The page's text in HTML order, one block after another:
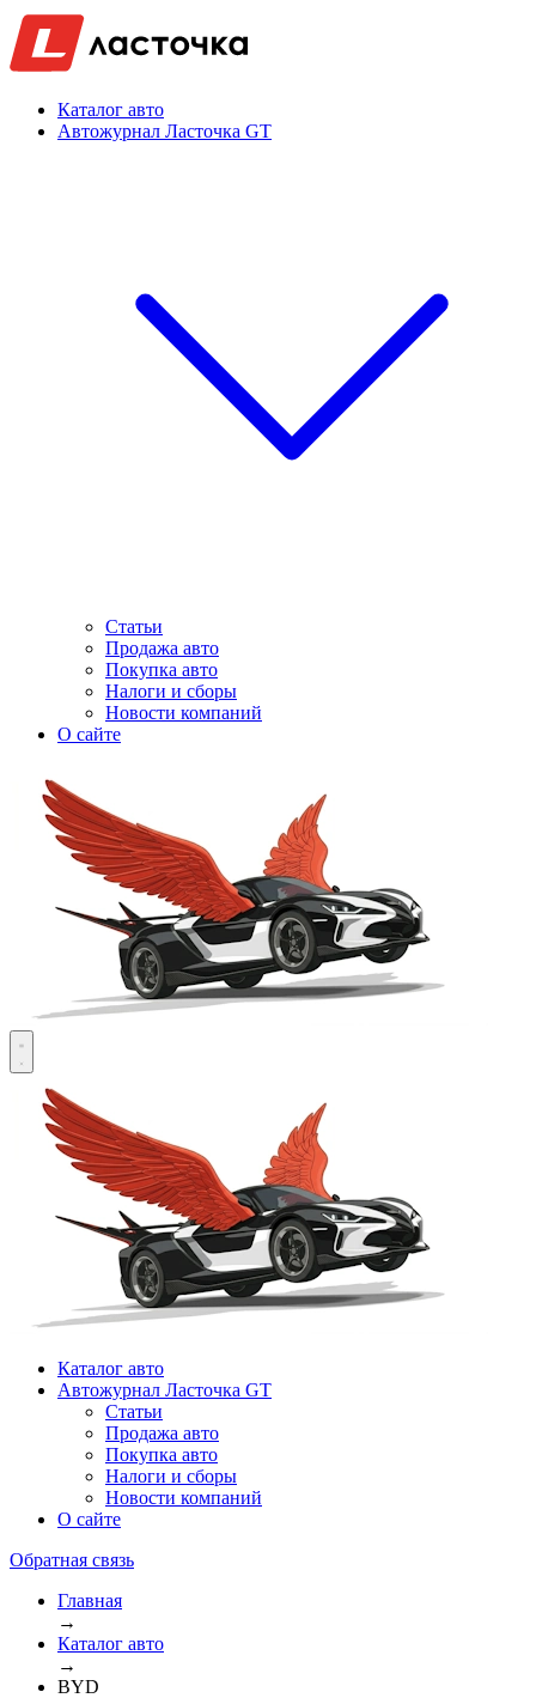
Каталог авто
Автожурнал Ласточка GT
Статьи
Продажа авто
Покупка авто
Налоги и сборы
Новости компаний
О сайте
Каталог авто
Автожурнал Ласточка GT
Статьи
Продажа авто
Покупка авто
Налоги и сборы
Новости компаний
О сайте
Обратная связь
Главная
→
Каталог авто
→
BYD